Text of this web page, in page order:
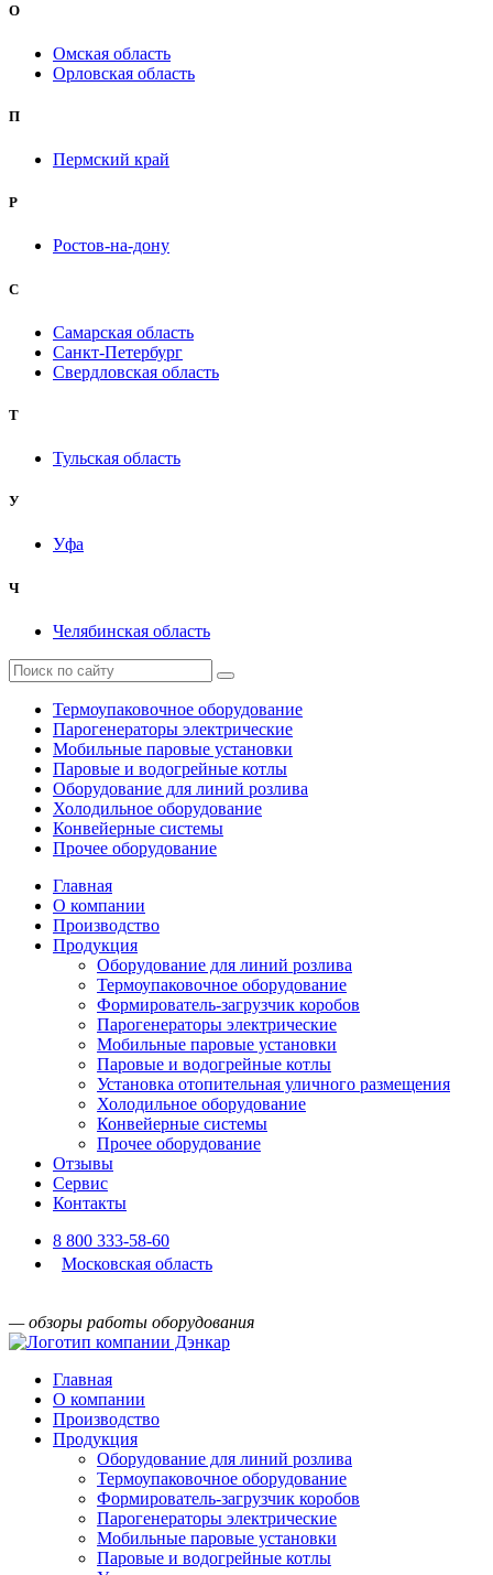
О
Омская область
Орловская область
П
Пермский край
Р
Ростов-на-дону
С
Самарская область
Санкт-Петербург
Свердловская область
Т
Тульская область
У
Уфа
Ч
Челябинская область
Термоупаковочное оборудование
Парогенераторы электрические
Мобильные паровые установки
Паровые и водогрейные котлы
Оборудование для линий розлива
Холодильное оборудование
Конвейерные системы
Прочее оборудование
Главная
О компании
Производство
Продукция
Оборудование для линий розлива
Термоупаковочное оборудование
Формирователь-загрузчик коробов
Парогенераторы электрические
Мобильные паровые установки
Паровые и водогрейные котлы
Установка отопительная уличного размещения
Холодильное оборудование
Конвейерные системы
Прочее оборудование
Отзывы
Сервис
Контакты
8 800 333-58-60
Московская область
— обзоры работы оборудования
Главная
О компании
Производство
Продукция
Оборудование для линий розлива
Термоупаковочное оборудование
Формирователь-загрузчик коробов
Парогенераторы электрические
Мобильные паровые установки
Паровые и водогрейные котлы